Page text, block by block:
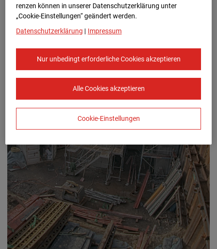
renzen können in unserer Datenschutzerklärung unter
„Cookie-Einstellungen“ geändert werden.
Datenschutzerklärung | Impressum
Nur unbedingt erforderliche Cookies akzeptieren
Alle Cookies akzeptieren
Cookie-Einstellungen